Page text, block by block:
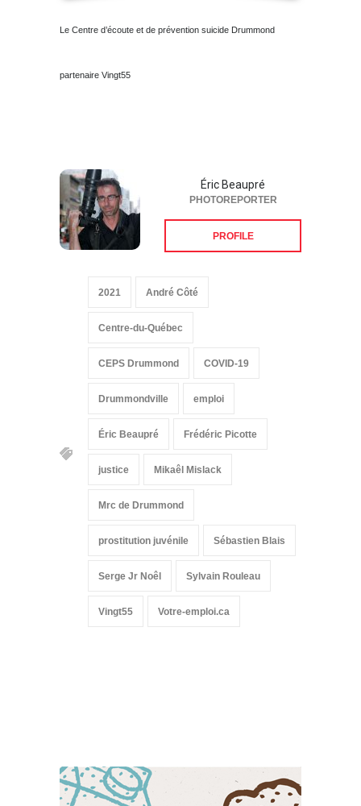
Le Centre d’écoute et de prévention suicide Drummond
partenaire Vingt55
Éric Beaupré
PHOTOREPORTER
PROFILE
2021 André Côté
Centre-du-Québec
CEPS Drummond COVID-19
Drummondville emploi
Éric Beaupré Frédéric Picotte
justice Mikaêl Mislack
Mrc de Drummond
prostitution juvénile Sébastien Blais
Serge Jr Noêl Sylvain Rouleau
Vingt55 Votre-emploi.ca